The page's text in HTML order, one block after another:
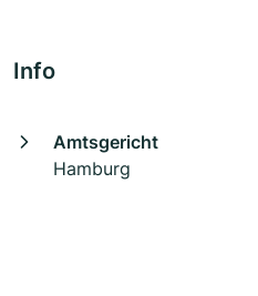
Info
Amtsgericht
Hamburg